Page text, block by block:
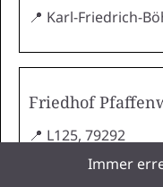
📍 Karl-Friedrich-
Friedhof
📍 L125, 79292
Immer